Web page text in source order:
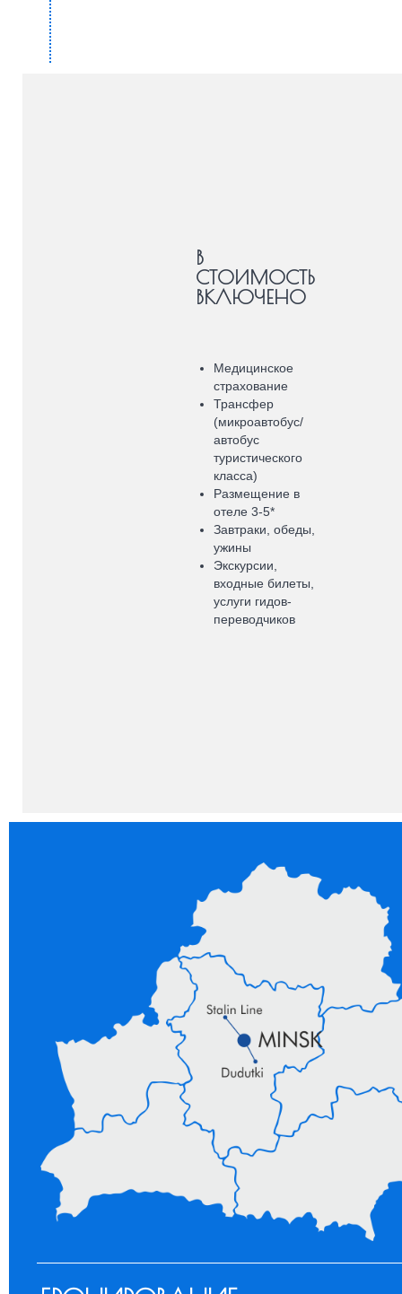
В
СТОИМОСТЬ
ВКЛЮЧЕНО
Медицинское
страхование
Трансфер
(микроавтобус/
автобус
туристического
класса)
Размещение в
отеле 3-5*
Завтраки, обеды,
ужины
Экскурсии,
входные билеты,
услуги гидов-
переводчиков